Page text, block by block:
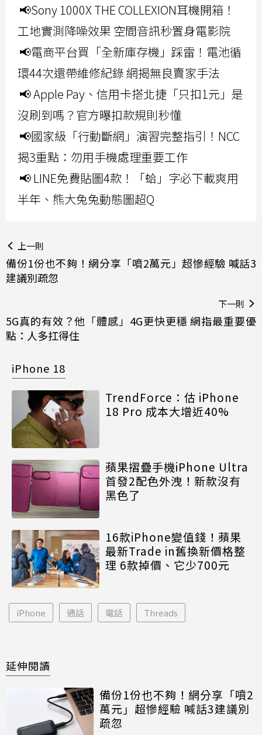
📢Sony 1000X THE COLLEXION耳機開箱！
工地實測降噪效果 空間音訊秒置身電影院
📢電商平台買「全新庫存機」踩雷！電池循
環44次還帶維修紀錄 網揭無良賣家手法
📢 Apple Pay、信用卡搭北捷「只扣1元」是
沒刷到嗎？官方曝扣款規則秒懂
📢國家級「行動斷網」演習完整指引！NCC
揭3重點：勿用手機處理重要工作
📢 LINE免費貼圖4款！「蛤」字必下載爽用
半年、熊大兔兔動態圖超Q
上一則
備份1份也不夠！網分享「噴2萬元」超慘經驗 喊話3
建議別疏忽
下一則
5G真的有效？他「體感」4G更快更穩 網指最重要優
點：人多扛得住
iPhone 18
TrendForce：估 iPhone
18 Pro 成本大增近40%
蘋果摺疊手機iPhone Ultra
首發2配色外洩！新款沒有
黑色了
16款iPhone變值錢！蘋果
最新Trade in舊換新價格整
理 6款掉價、它少700元
iPhone 通話 電話 Threads
延伸閱讀
備份1份也不夠！網分享「噴2
萬元」超慘經驗 喊話3建議別
疏忽